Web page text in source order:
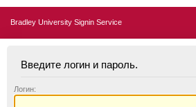
Bradley University Signin Service
Введите логин и пароль.
Логин: